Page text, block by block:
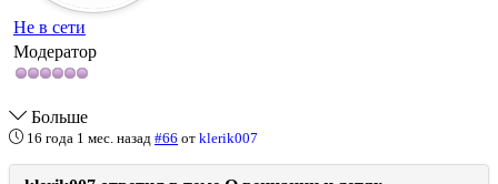
Не в сети
Модератор
Больше
16 года 1 мес. назад #66 от klerik007